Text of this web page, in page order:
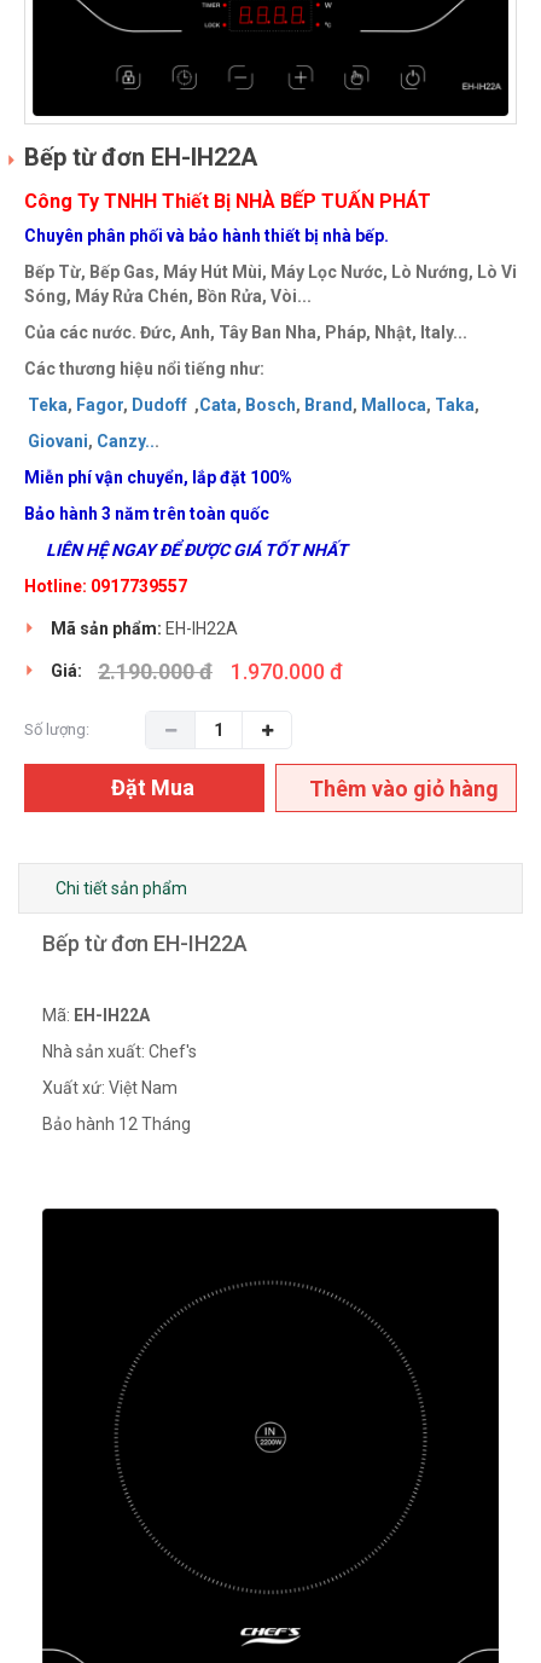
Bếp từ đơn EH-IH22A
Công Ty TNHH Thiết Bị NHÀ BẾP TUẤN PHÁT
Chuyên phân phối và bảo hành thiết bị nhà bếp.
Bếp Từ, Bếp Gas, Máy Hút Mùi, Máy Lọc Nước, Lò Nướng, Lò Vi
Sóng, Máy Rửa Chén, Bồn Rửa, Vòi...
Của các nước. Đức, Anh, Tây Ban Nha, Pháp, Nhật, Italy...
Các thương hiệu nổi tiếng như:
Teka, Fagor, Dudoff ,Cata, Bosch, Brand , Malloca, Taka,
Giovani, Canzy...
Miễn phí vận chuyển, lắp đặt 100%
Bảo hành 3 năm trên toàn quốc
LIÊN HỆ NGAY ĐỂ ĐƯỢC GIÁ TỐT NHẤT
Hotline: 0917739557
Mã sản phẩm: EH-IH22A
Giá: 2.190.000 đ 1.970.000 đ
Số lượng:
Đặt Mua Thêm vào giỏ hàng
Chi tiết sản phẩm
Bếp từ đơn EH-IH22A
Mã: EH-IH22A
Nhà sản xuất: Chef's
Xuất xứ: Việt Nam
Bảo hành 12 Tháng